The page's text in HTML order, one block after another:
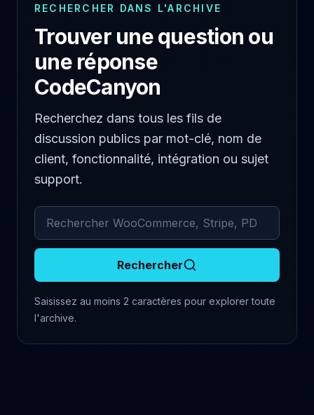
RECHERCHER DANS L'ARCHIVE
Trouver une question ou
une réponse
CodeCanyon
Recherchez dans tous les fils de
discussion publics par mot-clé, nom de
client, fonctionnalité, intégration ou sujet
support.
Rechercher dans les commentaires archivés
Rechercher
Saisissez au moins 2 caractères pour explorer toute
l'archive.